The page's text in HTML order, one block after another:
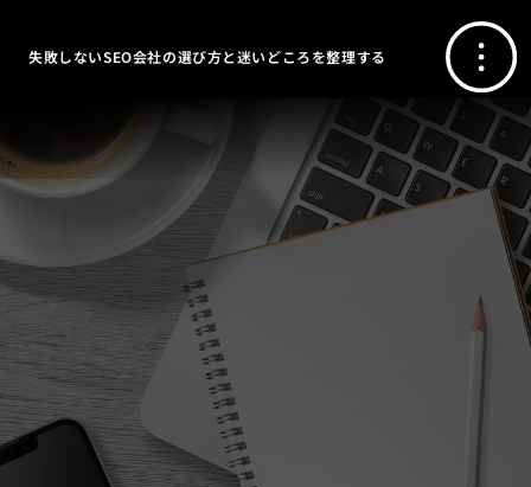
失敗しないSEO会社の選び方と迷いどころを整理する